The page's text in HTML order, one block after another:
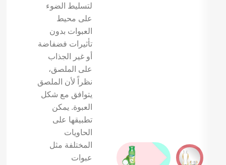
لتسليط الضوء
على محيط
العبوات بدون
تأثيرات فضفاضة
أو غير الجذاب
على الملصق،
نظراً لأن الملصق
يتوافق مع شكل
العبوة. يمكن
تطبيقها على
الحاويات
المختلفة مثل
عبوات